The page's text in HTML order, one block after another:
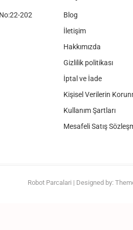
202
Blog
İletişim
Hakkımızda
Gizlilik politikası
İptal ve İade
Kişisel Verilerin
Kullanım Şartları
Mesafeli Satış
Robot Parcalari | Designed by: